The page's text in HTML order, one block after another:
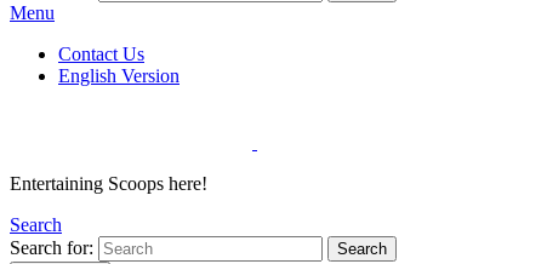
Menu
Contact Us
English Version
Entertaining Scoops here!
Search
Search for:
Search